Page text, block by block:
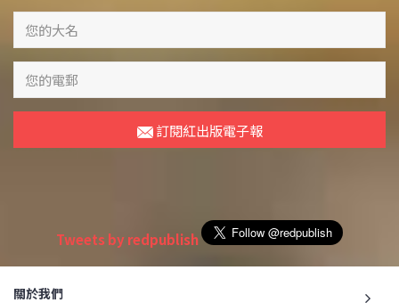
訂閱紅出版電子報
Tweets by redpublish
關於我們